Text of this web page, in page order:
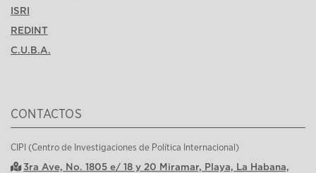
ISRI
REDINT
C.U.B.A.
CONTACTOS
CIPI (Centro de Investigaciones de Política Internacional)
3ra Ave, No. 1805 e/ 18 y 20 Miramar, Playa, La Habana,